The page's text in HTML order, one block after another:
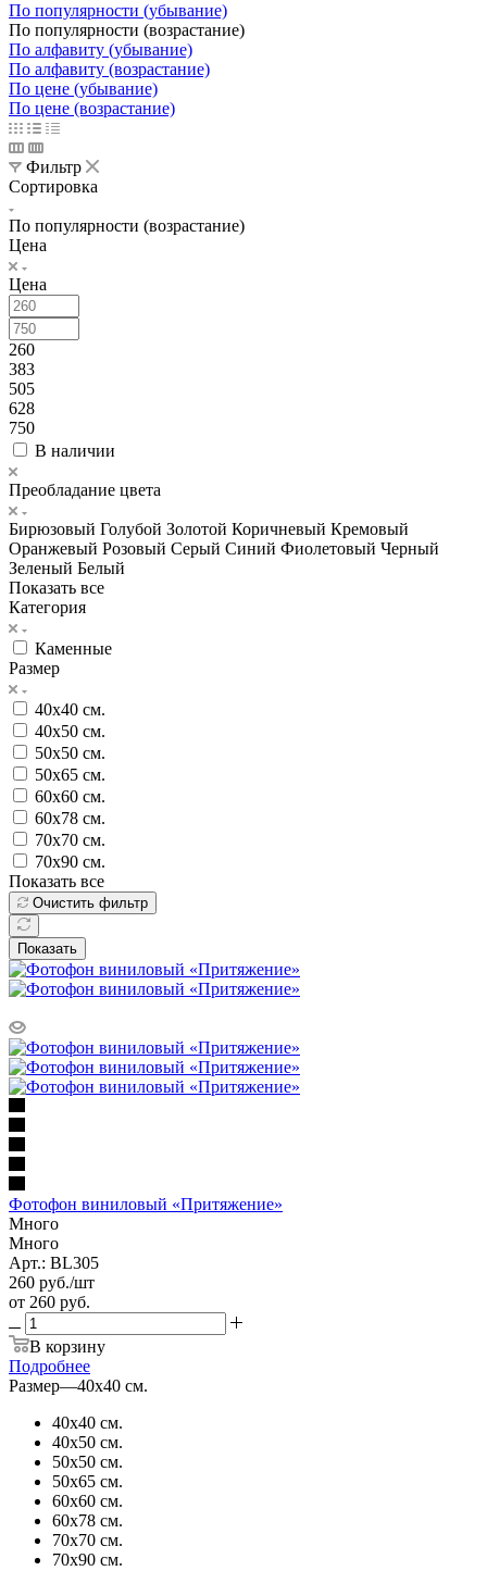
По популярности (убывание)
По популярности (возрастание)
По алфавиту (убывание)
По алфавиту (возрастание)
По цене (убывание)
По цене (возрастание)
Фильтр
Сортировка
По популярности (возрастание)
Цена
Цена
260
383
505
628
750
В наличии
Преобладание цвета
Бирюзовый Голубой Золотой Коричневый Кремовый
Оранжевый Розовый Серый Синий Фиолетовый Черный
Зеленый Белый
Показать все
Категория
Каменные
Размер
40х40 см.
40х50 см.
50х50 см.
50х65 см.
60х60 см.
60х78 см.
70х70 см.
70х90 см.
Показать все
Очистить фильтр
Показать
Фотофон виниловый «Притяжение»
Много
Много
Арт.: BL305
260 руб./шт
от 260 руб.
В корзину
Подробнее
Размер—40х40 см.
40х40 см.
40х50 см.
50х50 см.
50х65 см.
60х60 см.
60х78 см.
70х70 см.
70х90 см.